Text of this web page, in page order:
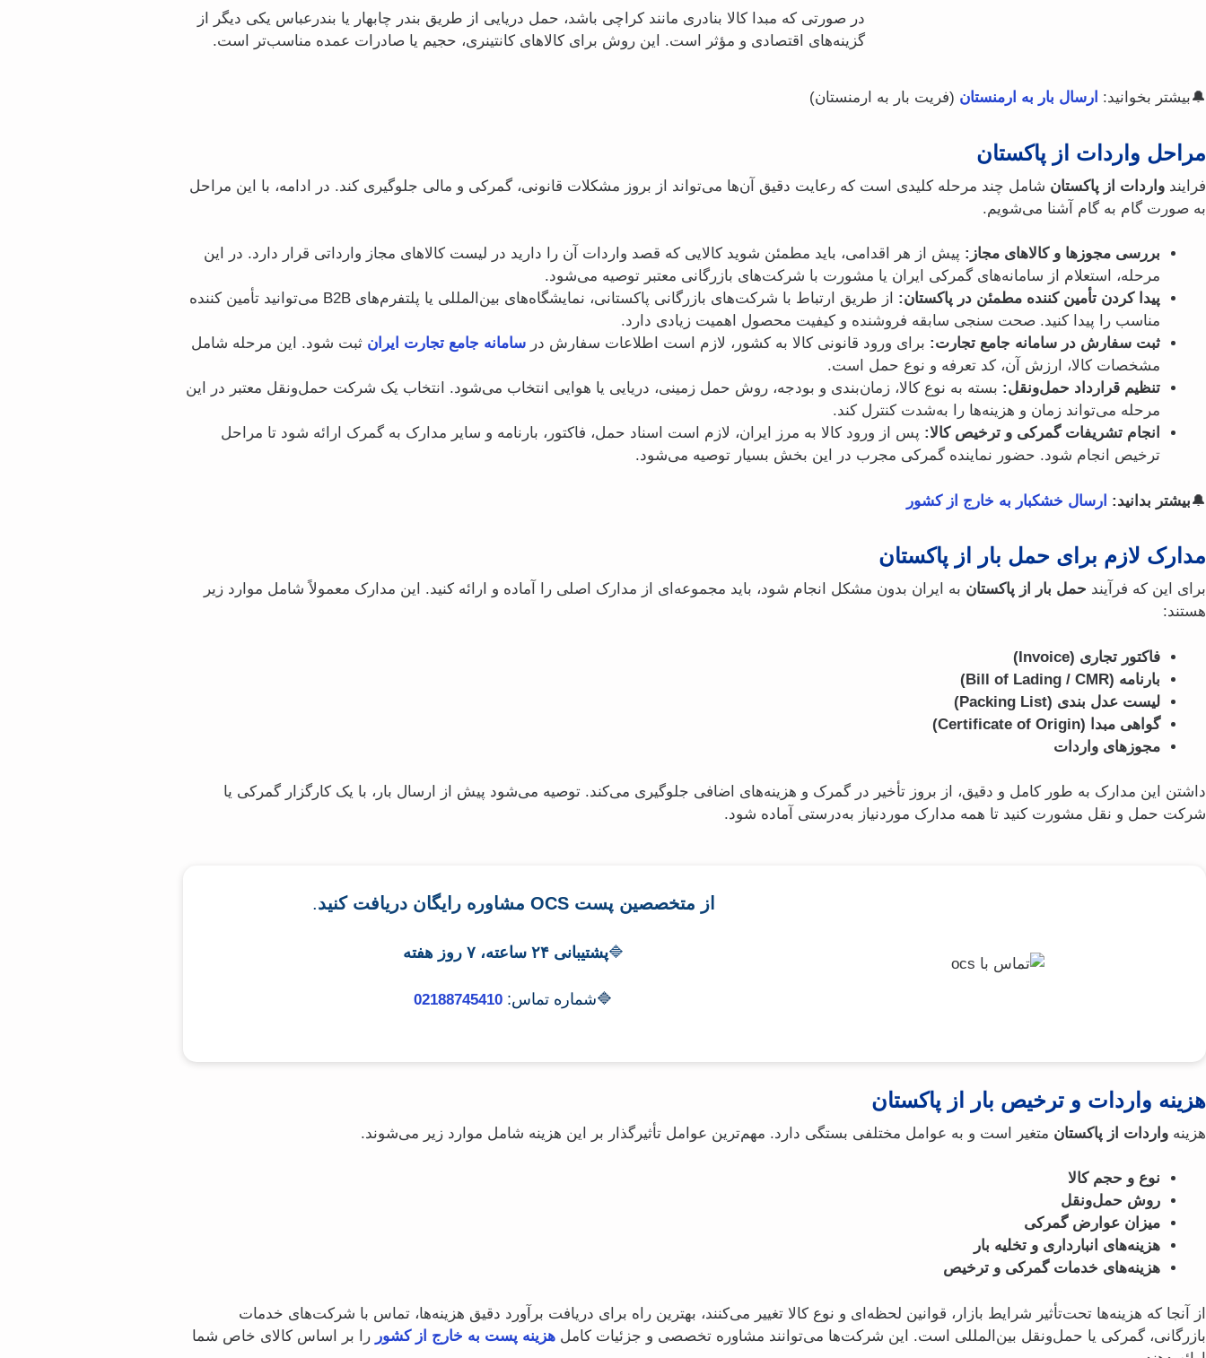
در صورتی که مبدا کالا بنادری مانند کراچی باشد، حمل دریایی از طریق بندر چابهار یا بندرعباس یکی دیگر از
گزینه‌های اقتصادی و مؤثر است. این روش برای کالاهای کانتینری، حجیم یا صادرات عمده مناسب‌تر است.
🔔بیشتر بخوانید: ارسال بار به ارمنستان (فریت بار به ارمنستان)
مراحل واردات از پاکستان
فرایند واردات از پاکستان شامل چند مرحله کلیدی است که رعایت دقیق آن‌ها می‌تواند از بروز مشکلات قانونی، گمرکی و مالی جلوگیری کند. در ادامه، با این مراحل
به‌ صورت گام‌ به‌ گام آشنا می‌شویم.
بررسی مجوزها و کالاهای مجاز: پیش از هر اقدامی، باید مطمئن شوید کالایی که قصد واردات آن را دارید در لیست کالاهای مجاز وارداتی قرار دارد. در این
مرحله، استعلام از سامانه‌های گمرکی ایران یا مشورت با شرکت‌های بازرگانی معتبر توصیه می‌شود.
پیدا کردن تأمین‌ کننده مطمئن در پاکستان:
از طریق ارتباط با شرکت‌های بازرگانی پاکستانی، نمایشگاه‌های بین‌المللی یا پلتفرم‌های B2B می‌توانید تأمین‌ کننده
مناسب را پیدا کنید. صحت‌ سنجی سابقه فروشنده و کیفیت محصول اهمیت زیادی دارد.
ثبت سفارش در سامانه جامع تجارت: برای ورود قانونی کالا به کشور، لازم است اطلاعات سفارش در سامانه جامع تجارت ایران ثبت شود. این مرحله شامل
مشخصات کالا، ارزش آن، کد تعرفه و نوع حمل است.
تنظیم قرارداد حمل‌ونقل: بسته به نوع کالا، زمان‌بندی و بودجه، روش حمل زمینی، دریایی یا هوایی انتخاب می‌شود. انتخاب یک شرکت حمل‌ونقل معتبر در این
مرحله می‌تواند زمان و هزینه‌ها را به‌شدت کنترل کند.
انجام تشریفات گمرکی و ترخیص کالا: پس از ورود کالا به مرز ایران، لازم است اسناد حمل، فاکتور، بارنامه و سایر مدارک به گمرک ارائه شود تا مراحل
ترخیص انجام شود. حضور نماینده گمرکی مجرب در این بخش بسیار توصیه می‌شود.
🔔بیشتر بدانید: ارسال خشکبار به خارج از کشور
مدارک لازم برای حمل بار از پاکستان
برای این که فرآیند حمل بار از پاکستان به ایران بدون مشکل انجام شود، باید مجموعه‌ای از مدارک اصلی را آماده و ارائه کنید. این مدارک معمولاً شامل موارد زیر
هستند:
فاکتور تجاری (Invoice)
بارنامه (Bill of Lading / CMR)
لیست عدل‌ بندی (Packing List)
گواهی مبدا (Certificate of Origin)
مجوزهای واردات
داشتن این مدارک به طور کامل و دقیق، از بروز تأخیر در گمرک و هزینه‌های اضافی جلوگیری می‌کند. توصیه می‌شود پیش از ارسال بار، با یک کارگزار گمرکی یا
شرکت حمل‌ و نقل مشورت کنید تا همه مدارک موردنیاز به‌درستی آماده شود.
از متخصصین پست OCS مشاوره رایگان دریافت کنید .
🔷پشتیبانی ۲۴ ساعته، ۷ روز هفته
🔷شماره تماس: 02188745410
هزینه واردات و ترخیص بار از پاکستان
هزینه واردات از پاکستان متغیر است و به عوامل مختلفی بستگی دارد. مهم‌ترین عوامل تأثیرگذار بر این هزینه شامل موارد زیر می‌شوند.
نوع و حجم کالا
روش حمل‌ونقل
میزان عوارض گمرکی
هزینه‌های انبارداری و تخلیه بار
هزینه‌های خدمات گمرکی و ترخیص
از آنجا که هزینه‌ها تحت‌تأثیر شرایط بازار، قوانین لحظه‌ای و نوع کالا تغییر می‌کنند، بهترین راه برای دریافت برآورد دقیق هزینه‌ها، تماس با شرکت‌های خدمات
بازرگانی، گمرکی یا حمل‌ونقل بین‌المللی است. این شرکت‌ها می‌توانند مشاوره تخصصی و جزئیات کامل هزینه پست به خارج از کشور را بر اساس کالای خاص شما